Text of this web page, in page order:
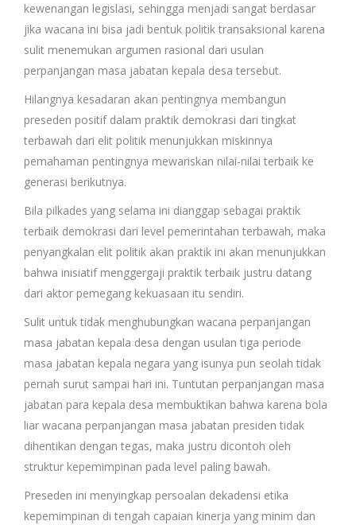
kewenangan legislasi, sehingga menjadi sangat berdasar
jika wacana ini bisa jadi bentuk politik transaksional karena
sulit menemukan argumen rasional dari usulan
perpanjangan masa jabatan kepala desa tersebut.
Hilangnya kesadaran akan pentingnya membangun
preseden positif dalam praktik demokrasi dari tingkat
terbawah dari elit politik menunjukkan miskinnya
pemahaman pentingnya mewariskan nilai-nilai terbaik ke
generasi berikutnya.
Bila pilkades yang selama ini dianggap sebagai praktik
terbaik demokrasi dari level pemerintahan terbawah, maka
penyangkalan elit politik akan praktik ini akan menunjukkan
bahwa inisiatif menggergaji praktik terbaik justru datang
dari aktor pemegang kekuasaan itu sendiri.
Sulit untuk tidak menghubungkan wacana perpanjangan
masa jabatan kepala desa dengan usulan tiga periode
masa jabatan kepala negara yang isunya pun seolah tidak
pernah surut sampai hari ini. Tuntutan perpanjangan masa
jabatan para kepala desa membuktikan bahwa karena bola
liar wacana perpanjangan masa jabatan presiden tidak
dihentikan dengan tegas, maka justru dicontoh oleh
struktur kepemimpinan pada level paling bawah.
Preseden ini menyingkap persoalan dekadensi etika
kepemimpinan di tengah capaian kinerja yang minim dan